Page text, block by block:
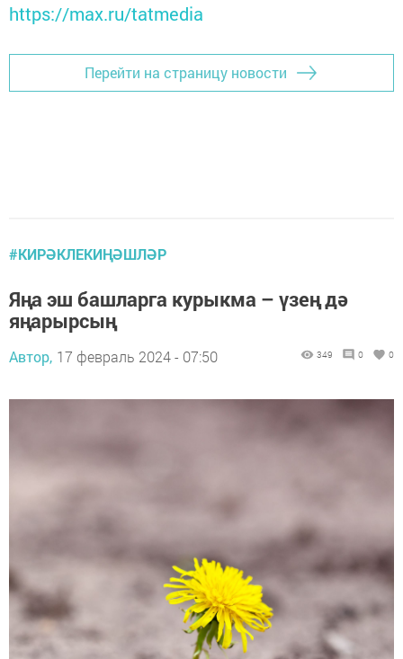
https://max.ru/tatmedia
Перейти на страницу новости
#КИРӘКЛЕКИҢӘШЛӘР
Яңа эш башларга курыкма – үзең дә
яңарырсың
Автор, 17 февраль 2024 - 07:50 349 0 0